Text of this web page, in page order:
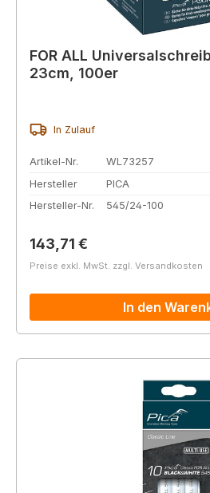
FOR ALL
23cm, 100er
In Zulauf
Artikel-Nr.
WL73257
Hersteller
PICA
Hersteller-Nr.
545/24-100
Regulärer Preis:
143,71 €
Preise exkl. MwSt. zzgl. Versandkosten
In den